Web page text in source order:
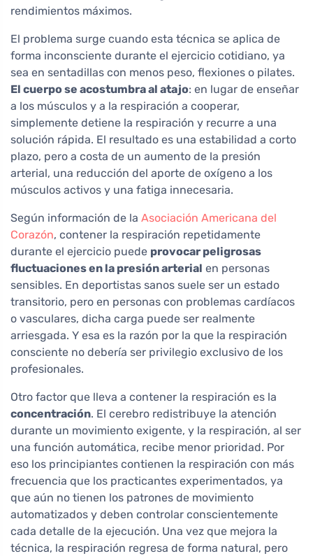
rendimientos máximos.
El problema surge cuando esta técnica se aplica de
forma inconsciente durante el ejercicio cotidiano, ya
sea en sentadillas con menos peso, flexiones o pilates.
El cuerpo se acostumbra al atajo: en lugar de enseñar
a los músculos y a la respiración a cooperar,
simplemente detiene la respiración y recurre a una
solución rápida. El resultado es una estabilidad a corto
plazo, pero a costa de un aumento de la presión
arterial, una reducción del aporte de oxígeno a los
músculos activos y una fatiga innecesaria.
Según información de la Asociación Americana del
Corazón, contener la respiración repetidamente
durante el ejercicio puede provocar peligrosas
fluctuaciones en la presión arterial en personas
sensibles. En deportistas sanos suele ser un estado
transitorio, pero en personas con problemas cardíacos
o vasculares, dicha carga puede ser realmente
arriesgada. Y esa es la razón por la que la respiración
consciente no debería ser privilegio exclusivo de los
profesionales.
Otro factor que lleva a contener la respiración es la
concentración. El cerebro redistribuye la atención
durante un movimiento exigente, y la respiración, al ser
una función automática, recibe menor prioridad. Por
eso los principiantes contienen la respiración con más
frecuencia que los practicantes experimentados, ya
que aún no tienen los patrones de movimiento
automatizados y deben controlar conscientemente
cada detalle de la ejecución. Una vez que mejora la
técnica, la respiración regresa de forma natural, pero